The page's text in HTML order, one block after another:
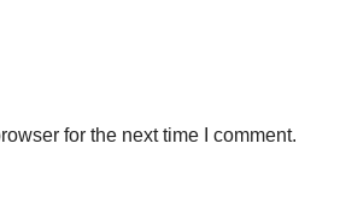
for the next time I comment.